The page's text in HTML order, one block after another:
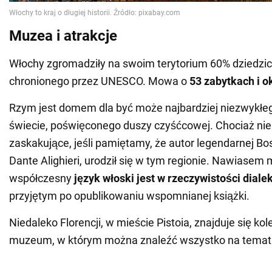
Muzea i atrakcje
Włochy zgromadziły na swoim terytorium 60%
chronionego przez UNESCO. Mowa o 53 zabytkach i
Rzym jest domem dla być może najbardziej
świecie, poświęconego duszy czyśćcowej. Chociaż
zaskakujące, jeśli pamiętamy, że autor legendarnej
Dante Alighieri, urodził się w tym regionie. Nawiasem
współczesny język włoski jest w rzeczywistości
przyjętym po opublikowaniu wspomnianej książki.
Niedaleko Florencji, w mieście Pistoia, znajduje się
muzeum, w którym można znaleźć wszystko na